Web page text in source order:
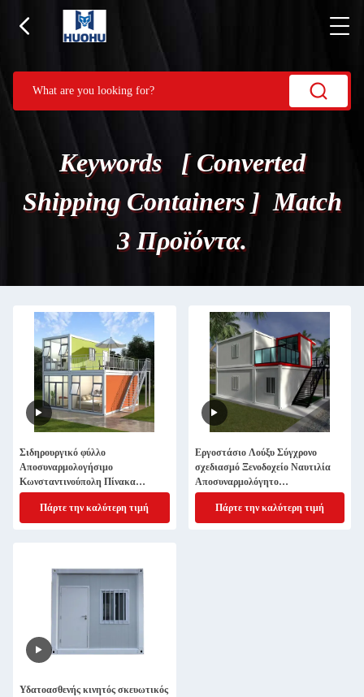
Keywords [ Converted
Shipping Containers ] Match
3 Προϊόντα.
Σιδηρουργικό φύλλο
Αποσυναρμολογήσιμο
Κωνσταντινούπολη Πίνακα
σάντουιτς Μετασκευασμένα
εμπορευματοκιβώτια
Πάρτε την καλύτερη τιμή
Εργοστάσιο Λούξυ Σύγχρονο
σχεδιασμό Ξενοδοχείο Ναυτιλία
Αποσυναρμολόγητο
Κωνσταντινοχώρι Μικρές
κατοικίες Προετοιμασμένα σπίτια
Πάρτε την καλύτερη τιμή
Υδατοασθενής κινητός σκευωτικός